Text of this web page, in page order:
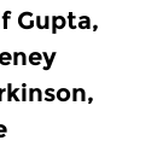
Gupta,